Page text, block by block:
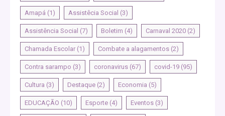
Amapá (1) Assistêcia Social (3)
Assistência Social (7) Boletim (4) Carnaval 2020 (2)
Chamada Escolar (1) Combate a alagamentos (2)
Contra sarampo (3) coronavirus (67) covid-19 (95)
Cultura (3) Destaque (2) Economia (5)
EDUCAÇÃO (10) Esporte (4) Eventos (3)